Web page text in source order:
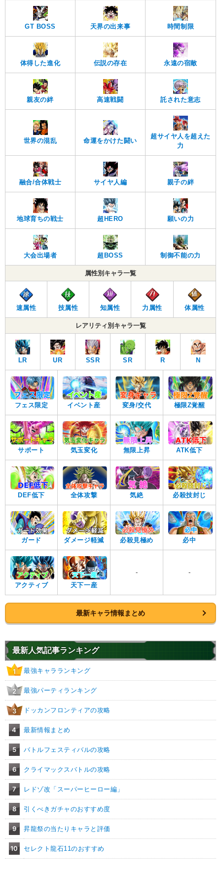
GT BOSS 天界の出来事 時間制限
体得した進化 伝説の存在 永遠の宿敵
親友の絆 高速戦闘 託された意志
世界の混乱 命運をかけた闘い
超サイヤ人を超えた
力
融合/合体戦士 サイヤ人編 親子の絆
地球育ちの戦士 超HERO 願いの力
大会出場者 超BOSS 制御不能の力
属性別キャラ一覧
速属性 技属性 知属性 力属性 体属性
レアリティ別キャラ一覧
LR UR SSR SR R N
フェス限定 イベント産 変身/交代 極限Z覚醒
サポート 気玉変化 無限上昇 ATK低下
DEF低下 全体攻撃 気絶 必殺技封じ
ガード ダメージ軽減 必殺見極め 必中
アクティブ 天下一産
- -
最新キャラ情報まとめ
最新人気記事ランキング
1 最強キャラランキング
2 最強パーティランキング
3 ドッカンフロンティアの攻略
4 最新情報まとめ
5 バトルフェスティバルの攻略
6 クライマックスバトルの攻略
7 レドゾ改「スーパーヒーロー編」
8 引くべきガチャのおすすめ度
9 昇龍祭の当たりキャラと評価
10 セレクト龍石11のおすすめ